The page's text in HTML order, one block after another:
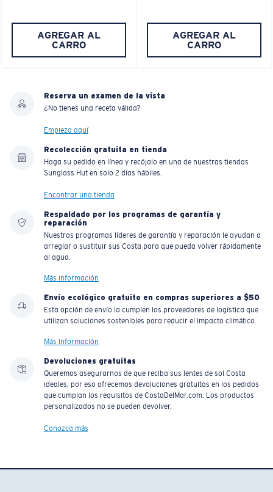
AGREGAR AL
CARRO
AGREGAR AL
CARRO
Reserva un examen de la vista
¿No tienes una receta válida?
Empieza aquí
Recolección gratuita en tienda
Haga su pedido en línea y recójalo en una de nuestras tiendas
Sunglass Hut en solo 2 días hábiles.
Encontrar una tienda
Respaldado por los programas de garantía y
reparación
Nuestros programas líderes de garantía y reparación le ayudan a
arreglar o sustituir sus Costa para que pueda volver rápidamente
al agua.
Más información
Envío ecológico gratuito en compras superiores a $50
Esta opción de envío la cumplen los proveedores de logística que
utilizan soluciones sostenibles para reducir el impacto climático.
Más información
Devoluciones gratuitas
Queremos asegurarnos de que reciba sus lentes de sol Costa
ideales, por eso ofrecemos devoluciones gratuitas en los pedidos
que cumplan los requisitos de CostaDelMar.com. Los productos
personalizados no se pueden devolver.
Conozca más